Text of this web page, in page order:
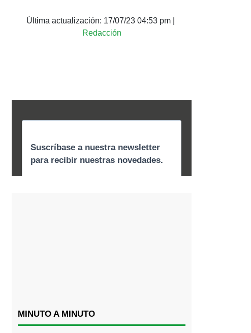
Última actualización: 17/07/23 04:53 pm
Redacción
MINUTO A MINUTO